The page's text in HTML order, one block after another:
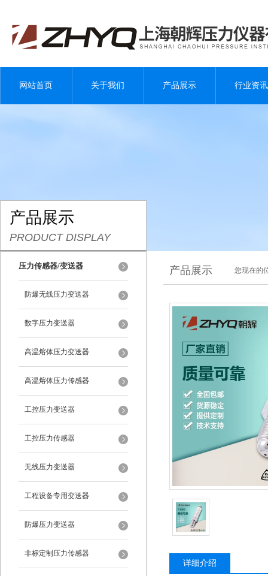
网站首页 关于我们 产品展示 行业资讯
产品展示
PRODUCT DISPLAY
压力传感器/变送器
防爆无线压力变送器
数字压力变送器
高温熔体压力变送器
高温熔体压力传感器
工控压力变送器
工控压力传感器
无线压力变送器
工程设备专用变送器
防爆压力变送器
非标定制压力传感器
产品展示 您现在的
详细介绍